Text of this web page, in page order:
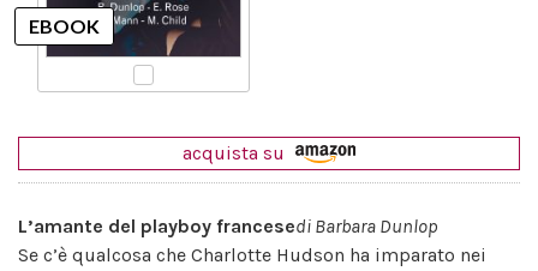
acquista su
L’amante del playboy francesedi Barbara Dunlop
Se c’è qualcosa che Charlotte Hudson ha imparato nei